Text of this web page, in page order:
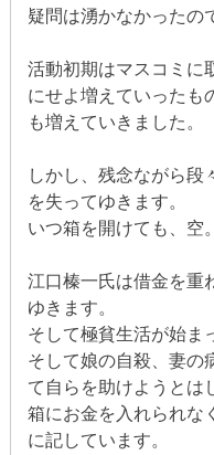
疑問は湧かなかったの
活動初期はマスコミに
にせよ増えていったも
も増えていきました。
しかし、残念ながら段
を失ってゆきます。
いつ箱を開けても、空。
江口榛一氏は借金を重
ゆきます。
そして極貧生活が始ま
そして娘の自殺、妻の
て自らを助けようとは
箱にお金を入れられな
に記しています。